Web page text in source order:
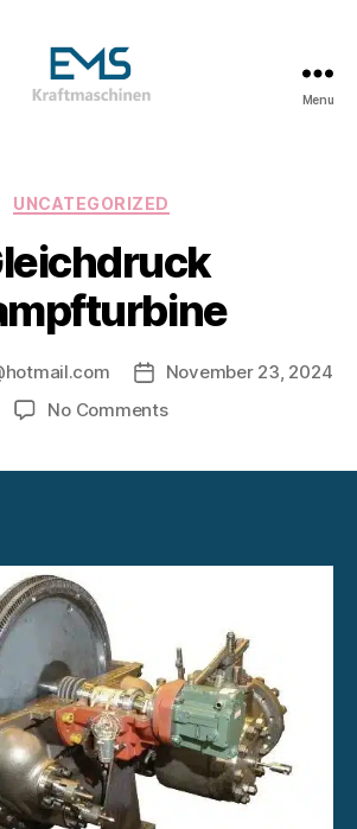
&
Anlagen
&
Holzvergasungsanlagen
Menu
Categories
UNCATEGORIZED
Post
date
November 23, 2024
No Commentson